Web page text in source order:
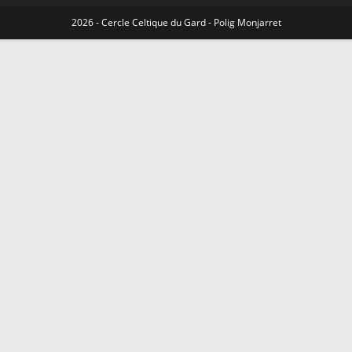
2026 - Cercle Celtique du Gard - Polig Monjarret